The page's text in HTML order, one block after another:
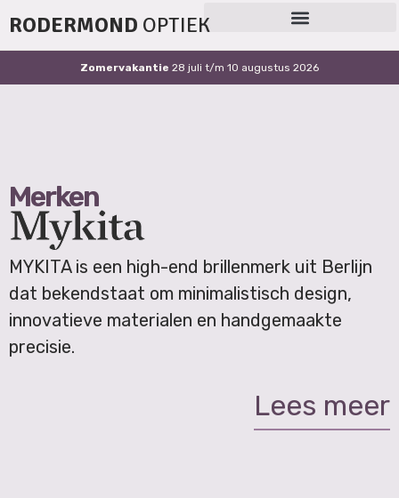
RODERMOND OPTIEK
Zomervakantie 28 juli t/m 10 augustus 2026
Merken
Mykita
MYKITA is een high-end brillenmerk uit Berlijn
dat bekendstaat om minimalistisch design,
innovatieve materialen en handgemaakte
precisie.
Lees meer